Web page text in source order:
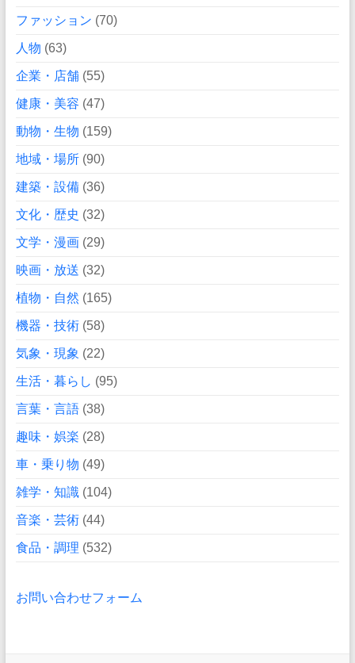
ファッション (70)
人物 (63)
企業・店舗(55)
健康・美容 (47)
動物・生物 (159)
地域・場所(90)
建築・設備(36)
文化・歴史 (32)
文学・漫画(29)
映画・放送 (32)
植物・自然 (165)
機器・技術(58)
気象・現象 (22)
生活・暮らし (95)
言葉・言語(38)
趣味・娯楽 (28)
車・乗り物 (49)
雑学・知識(104)
音楽・芸術(44)
食品・調理 (532)
お問い合わせフォーム